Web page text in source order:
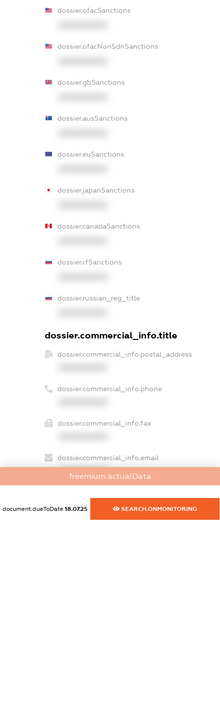
dossier.ofacSanctions
dossier.ofacNonSdnSanctions
dossier.gbSanctions
dossier.ausSanctions
dossier.euSanctions
dossier.japanSanctions
dossier.canadaSanctions
dossier.rfSanctions
dossier.russian_reg_title
dossier.commercial_info.title
dossier.commercial_info.postal_address
dossier.commercial_info.phone
dossier.commercial_info.fax
dossier.commercial_info.email
XXXXXXXXXX
freemium.actualData
document.dueToDate 18.07.25 SEARCH.ONMONITORING